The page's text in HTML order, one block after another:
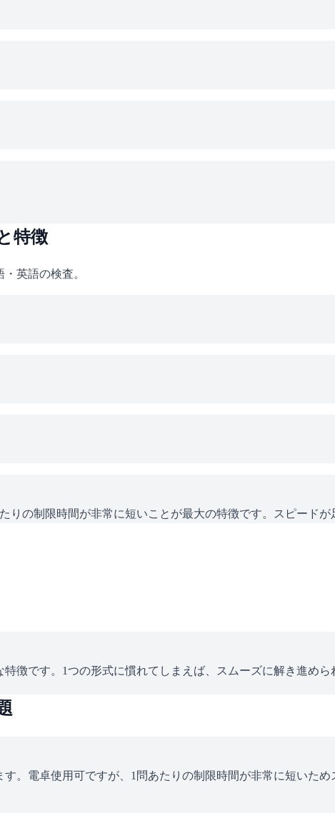
特徴
英語の検査。
りの制限時間が非常に短いことが最大の特徴です。スピードが
徴です。1つの形式に慣れてしまえば、スムーズに解き進めら
。電卓使用可ですが、1問あたりの制限時間が非常に短いため